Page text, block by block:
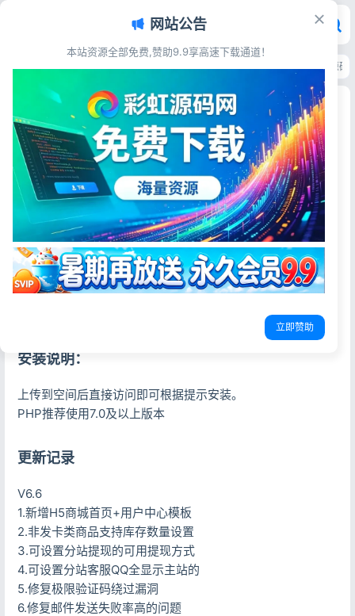
首页>源码资源>发卡系统>彩虹云发卡商城系统6.6免授权版 自动发卡源码
彩虹云发卡商城系统6.6免授权版 自动发卡源码无
后门
彩虹源码网
2026-05-28更新于2026-06-26 19阅读
源码简介
彩虹云发卡商城系统最新6.6免授权版源码，基于PHP开发，
无后门无加密，支持H5模板、库存设置、分站管理、易支付
对接，修复高并发发卡错乱等BUG，源码完整可用，上手简
安装说明：
上传到空间后直接访问即可根据提示安装。
PHP推荐使用7.0及以上版本
更新记录
V6.6
1.新增H5商城首页+用户中心模板
2.非发卡类商品支持库存数量设置
3.可设置分站提现的可用提现方式
4.可设置分站客服QQ全显示主站的
5.修复极限验证码绕过漏洞
6.修复邮件发送失败率高的问题
网站公告
本站资源全部免费,赞助9.9享高速下载通道！
立即赞助